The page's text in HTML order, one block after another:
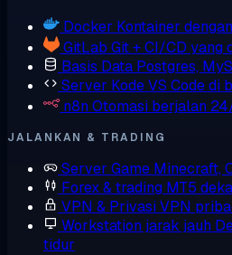
Docker Kontainer
GitLab Git + CI/CD yang
Basis Data Postgres,
Server KodeVS Code di
n8n Otomasi berjalan
JALANKAN & TRADING
Server Game Minecraft,
Forex & trading MT5
VPN & Privasi VPN
Workstation jarak jauh
tidur